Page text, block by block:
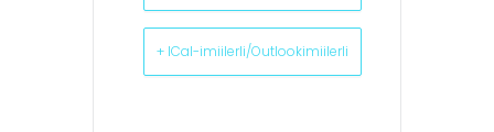
+ ICal-imiilerli/Outlookimiilerli